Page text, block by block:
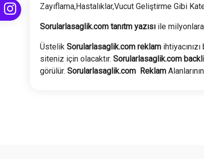
Zayıflama,Hastalıklar,Vucut Geliştirme Gibi
Sorularlasaglik.com tanıtm yazısı ile
ÜstelikSorularlasaglik.com reklam
siteniz için olacaktır.Sorularlasaglik.com
görülür.Sorularlasaglik.com Reklam